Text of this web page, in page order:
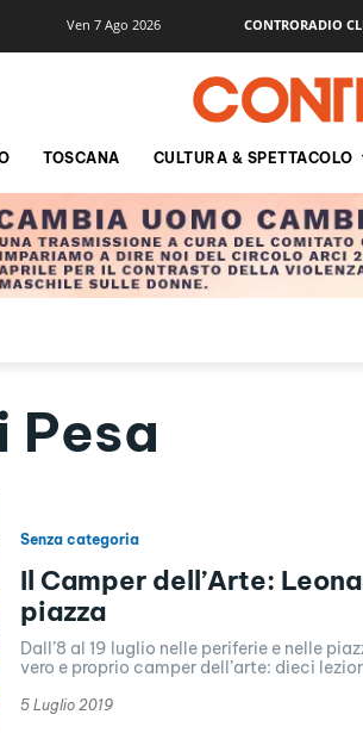
Ven 7 Ago 2026 CONTRORADIO
TOSCANA CULTURA & SPETTACOLO
Pesa
Senza categoria
Il Camper dell’Arte:
piazza
Dall’8 al 19 luglio nelle periferie e nelle
vero e proprio camper dell’arte: dieci
5 Luglio 2019